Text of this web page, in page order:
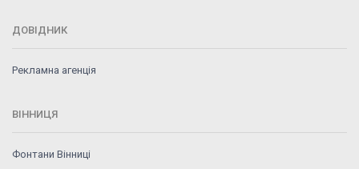
ДОВІДНИК
Рекламна агенція
ВІННИЦЯ
Фонтани Вінниці